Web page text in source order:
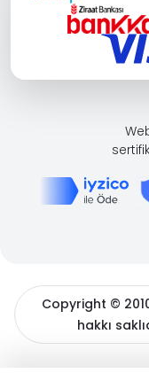
Copyright ©
hakkı